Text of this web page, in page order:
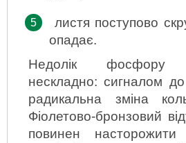
листя поступово
опадає.
Недолік фосфору
нескладно: сигналом
радикальна зміна
Фіолетово-бронзовий
повинен